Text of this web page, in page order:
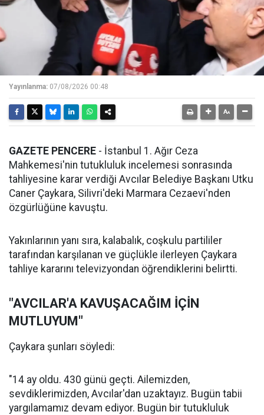
Yayınlanma: 07/08/2026 00:48
GAZETE PENCERE - İstanbul 1. Ağır Ceza
Mahkemesi'nin tutukluluk incelemesi sonrasında
tahliyesine karar verdiği Avcılar Belediye Başkanı Utku
Caner Çaykara, Silivri'deki Marmara Cezaevi'nden
özgürlüğüne kavuştu.
Yakınlarının yanı sıra, kalabalık, coşkulu partililer
tarafından karşılanan ve güçlükle ilerleyen Çaykara
tahliye kararını televizyondan öğrendiklerini belirtti.
"AVCILAR'A KAVUŞACAĞIM İÇİN
MUTLUYUM"
Çaykara şunları söyledi:
"14 ay oldu. 430 günü geçti. Ailemizden,
sevdiklerimizden, Avcılar'dan uzaktayız. Bugün tabii
yargılamamız devam ediyor. Bugün bir tutukluluk